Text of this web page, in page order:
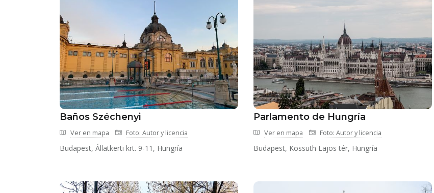
Baños Széchenyi
Ver en mapa Foto: Autor y licencia
Budapest, Állatkerti krt. 9-11, Hungría
Parlamento de Hungría
Ver en mapa Foto: Autor y licencia
Budapest, Kossuth Lajos tér, Hungría